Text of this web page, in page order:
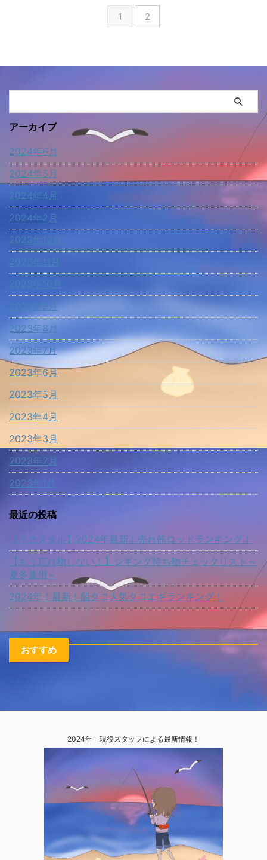
1 2
アーカイブ
2024年6月
2024年5月
2024年4月
2024年2月
2023年12月
2023年11月
2023年10月
2023年9月
2023年8月
2023年7月
2023年6月
2023年5月
2023年4月
2023年3月
2023年2月
2023年1月
最近の投稿
【イカメタル】2024年最新！売れ筋ロッドランキング！
【もう忘れ物しない！】ジギング持ち物チェックリスト～
夏冬兼用～
2024年！最新！船タコ人気タコエギランキング！
おすすめ
2024年 現役スタッフによる最新情報！